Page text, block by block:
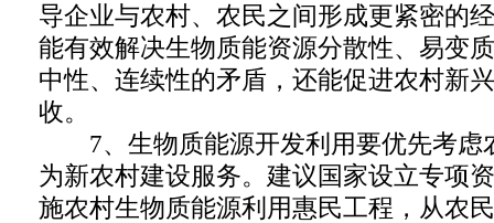
导企业与农村、农民之间形成更紧密的
能有效解决生物质能资源分散性、易变
中性、连续性的矛盾，还能促进农村新
收。
7、生物质能源开发利用要优先考虑
为新农村建设服务。建议国家设立专项
施农村生物质能源利用惠民工程，从农